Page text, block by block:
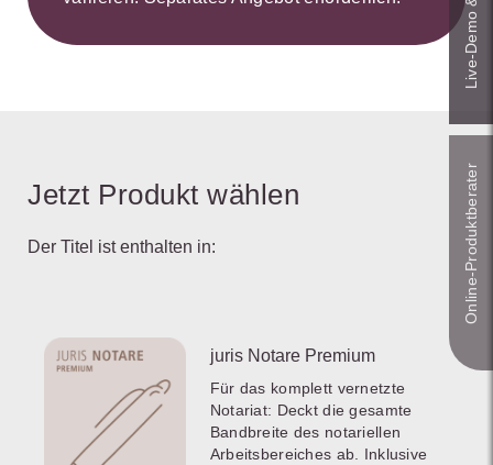
Jetzt Produkt wählen
Der Titel ist enthalten in:
juris Notare Premium
Für das komplett vernetzte
Notariat: Deckt die gesamte
Bandbreite des notariellen
Arbeitsbereiches ab. Inklusive
Online-Produkt­berater